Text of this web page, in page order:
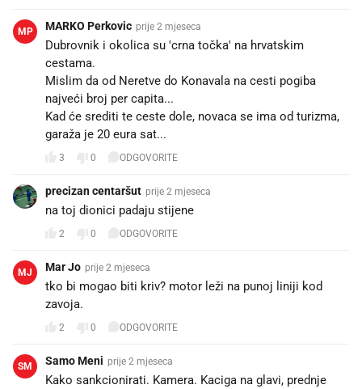
MP MARKO Perkovic prije 2 mjeseca
Dubrovnik i okolica su 'crna točka' na hrvatskim
cestama.
Mislim da od Neretve do Konavala na cesti pogiba
najveći broj per capita...
Kad će srediti te ceste dole, novaca se ima od turizma,
garaža je 20 eura sat...
3 0 ODGOVORITE
precizan centaršut prije 2 mjeseca
na toj dionici padaju stijene
2 0 ODGOVORITE
MJ Mar Jo prije 2 mjeseca
tko bi mogao biti kriv? motor leži na punoj liniji kod
zavoja.
2 0 ODGOVORITE
SM Samo Meni prije 2 mjeseca
Kako sankcionirati. Kamera. Kaciga na glavi, prednje